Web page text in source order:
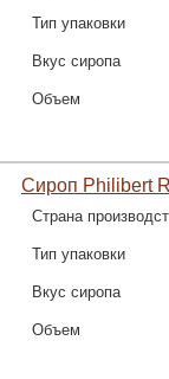
Тип упаковки
Вкус сиропа
Объем
Сироп Philibert
Страна
Тип упаковки
Вкус сиропа
Объем